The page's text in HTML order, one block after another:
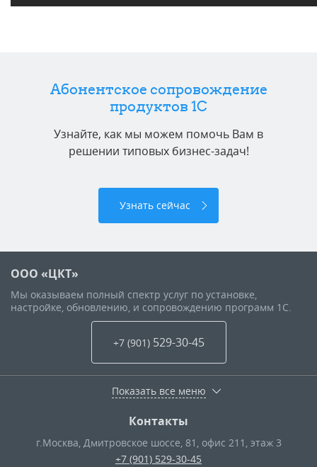
Абонентское сопровождение
продуктов 1C
Узнайте, как мы можем помочь Вам в
решении типовых бизнес-задач!
Узнать сейчас
ООО «ЦКТ»
Мы оказываем полный спектр услуг по установке,
настройке, обновлению, и сопровождению программ 1С.
+7 (901) 529-30-45
Показать все меню
Контакты
г.Москва Дмитровское шоссе, 81, офис 211, этаж 3
+7 (901) 529-30-45